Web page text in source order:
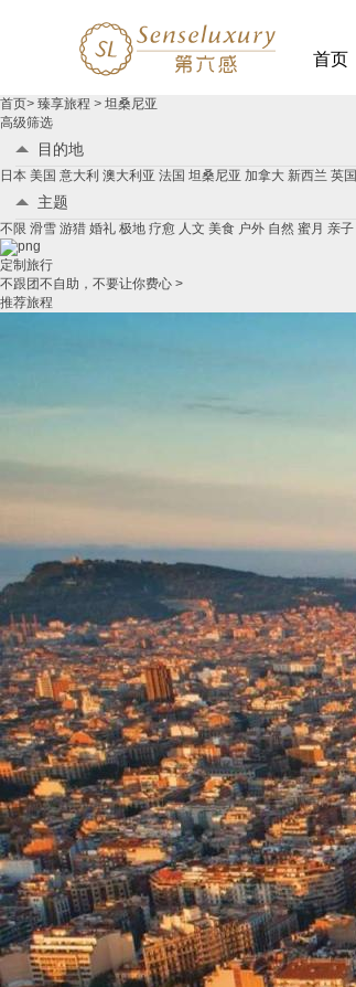
首页
坦
桑
自
制
游
_
坦
桑
六
私
享
小
团
首页> 臻享旅程 > 坦桑尼亚
高级筛选
目的地
日本 美国 意大利 澳大利亚 法国 坦桑尼亚 加拿大 新西兰 英国
主题
不限 滑雪 游猎 婚礼 极地 疗愈 人文 美食 户外 自然 蜜月 亲子
定制旅行
不跟团不自助，不要让你费心 >
推荐旅程